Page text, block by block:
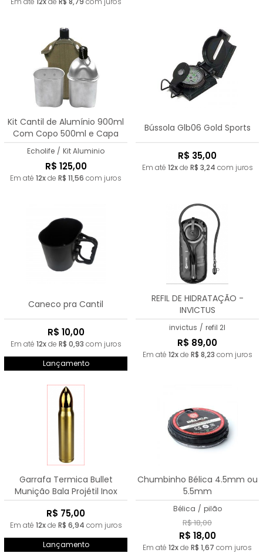
Kit Cantil de Alumínio 900ml
Com Copo 500ml e Capa
Echolife / Kit Aluminio
R$ 125,00
Em até 12xde R$ 11,56 com juros
Bússola Glb06 Gold Sports
R$ 35,00
Em até 12xde R$ 3,24 com juros
Caneco pra Cantil
R$ 10,00
Em até 12xde R$ 0,93 com juros
Lançamento
REFIL DE HIDRATAÇÃO -
INVICTUS
invictus / refil 2l
R$ 89,00
Em até 12xde R$ 8,23 com juros
Garrafa Termica Bullet
Munição Bala Projétil Inox
350ml
R$ 75,00
Em até 12xde R$ 6,94 com juros
Lançamento
Chumbinho Bélica 4.5mm ou
5.5mm
Bélica / pilão
R$ 18,00
R$ 18,00
Em até 12xde R$ 1,67 com juros